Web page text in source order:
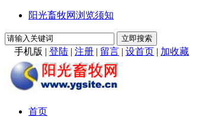
阳光畜牧网浏览须知
手机版 | 登陆 | 注册 | 留言 | 设首页 | 加收藏
首页